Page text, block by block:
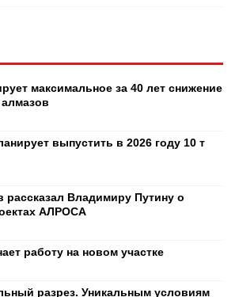
максимальное за 40 лет снижение
выпустить в 2026 году 10 т
Владимиру Путину о
АЛРОСА
работу на новом участке
разрез. Уникальным условиям